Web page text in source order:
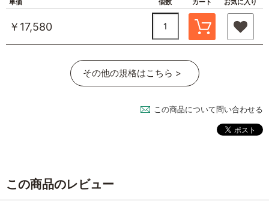
単価 個数 カート お気に入り
￥17,580
その他の規格はこちら >
この商品について問い合わせる
この商品のレビュー